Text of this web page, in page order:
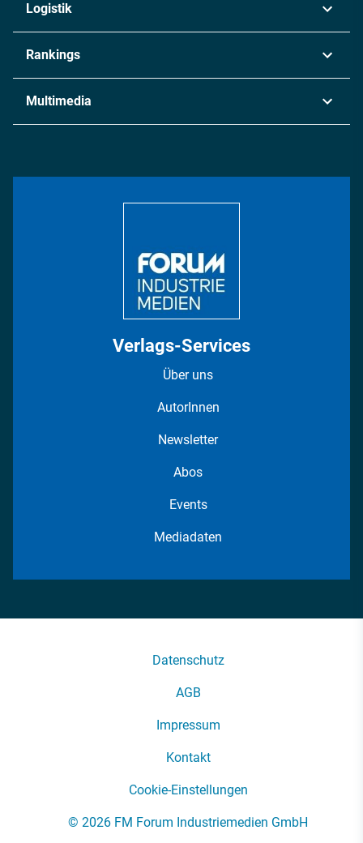
Chemie
Metall
Energie
Logistik
Rankings
Multimedia
Verlags-Services
Über uns
AutorInnen
Newsletter
Abos
Events
Mediadaten
Datenschutz
AGB
Impressum
Kontakt
Cookie-Einstellungen
© 2026 FM Forum Industriemedien GmbH